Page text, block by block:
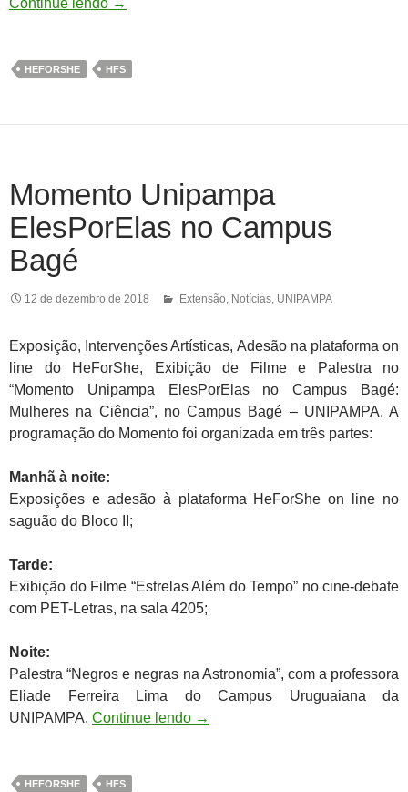
Continue lendo →
HEFORSHE HFS
Momento Unipampa
ElesPorElas no Campus
Bagé
12 de dezembro de 2018 Extensão, Notícias, UNIPAMPA
Exposição, Intervenções Artísticas, Adesão na plataforma on
line do HeForShe, Exibição de Filme e Palestra no
“Momento Unipampa ElesPorElas no Campus Bagé:
Mulheres na Ciência”, no Campus Bagé – UNIPAMPA. A
programação do Momento foi organizada em três partes:
Manhã à noite:
Exposições e adesão à plataforma HeForShe on line no
saguão do Bloco II;
Tarde:
Exibição do Filme “Estrelas Além do Tempo” no cine-debate
com PET-Letras, na sala 4205;
Noite:
Palestra “Negros e negras na Astronomia”, com a professora
Eliade Ferreira Lima do Campus Uruguaiana da
UNIPAMPA. Continue lendo →
HEFORSHE HFS